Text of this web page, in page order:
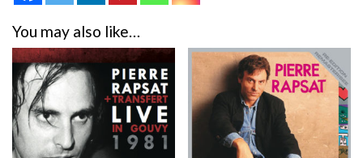
You may also like…